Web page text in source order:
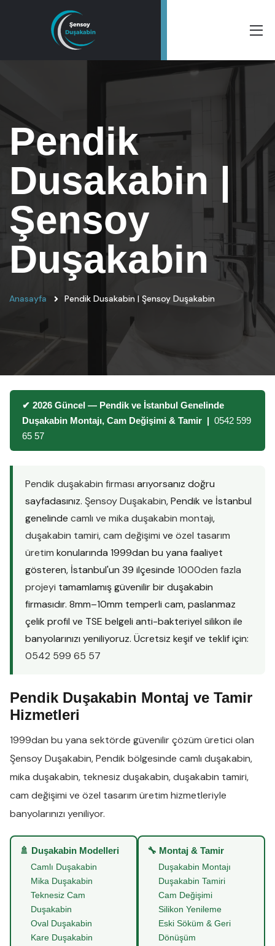
Pendik
Dusakabin |
Şensoy
Duşakabin
Anasayfa Pendik Dusakabin | Şensoy Duşakabin
✔ 2026 Güncel — Pendik ve İstanbul Genelinde
Duşakabin Montajı, Cam Değişimi & Tamir | 0542 599
65 57
Pendik duşakabin firması arıyorsanız doğru
sayfadasınız. Şensoy Duşakabin, Pendik ve İstanbul
genelinde camlı ve mika duşakabin montajı,
duşakabin tamiri,cam değişimi ve özel tasarım
üretim konularında 1999dan bu yana faaliyet
gösteren, İstanbul'un 39 ilçesinde 1000den fazla
projeyi tamamlamış güvenilir bir duşakabin
firmasıdır. 8mm–10mm temperli cam, paslanmaz
çelik profil ve TSE belgeli anti-bakteriyel silikon ile
banyolarınızı yeniliyoruz. Ücretsiz keşif ve teklif için:
0542 599 65 57
Pendik Duşakabin Montaj ve Tamir
Hizmetleri
1999dan bu yana sektörde güvenilir çözüm üretici olan
Şensoy Duşakabin,Pendik bölgesinde camlı duşakabin,
mika duşakabin, teknesiz duşakabin,duşakabin tamiri,
cam değişimi ve özel tasarım üretim hizmetleriyle
banyolarınızı yeniliyor.
🚿 Duşakabin Modelleri
Camlı Duşakabin
Mika Duşakabin
Teknesiz Cam
Duşakabin
Oval Duşakabin
Kare Duşakabin
🔧 Montaj & Tamir
Duşakabin Montajı
Duşakabin Tamiri
Cam Değişimi
Silikon Yenileme
Eski Söküm & Geri
Dönüşüm